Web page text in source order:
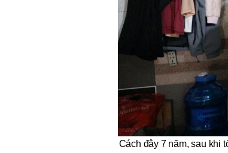
Cách đây 7 năm, sau khi